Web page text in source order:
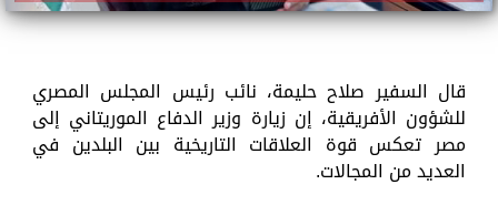
قال السفير صلاح حليمة، نائب رئيس المجلس المصري
للشؤون الأفريقية، إن زيارة وزير الدفاع الموريتاني إلى
مصر تعكس قوة العلاقات التاريخية بين البلدين في
العديد من المجالات.